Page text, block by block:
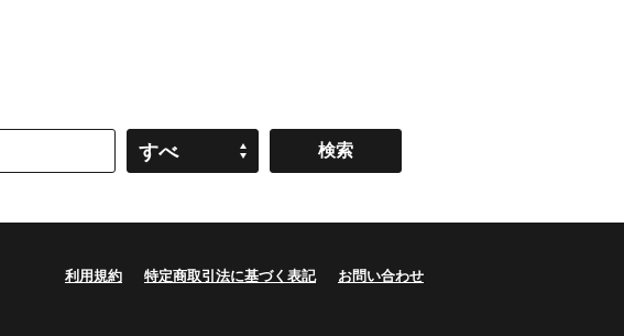
すべ
利用規約 特定商取引法に基づく表記 お問い合わせ